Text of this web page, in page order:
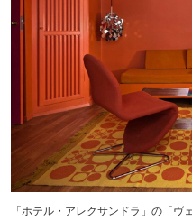
「ホテル・アレクサンドラ」の「ヴ